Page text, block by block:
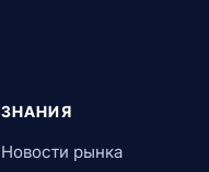
ЗНАНИЯ
Новости рынка